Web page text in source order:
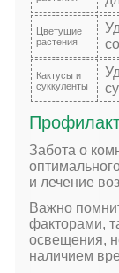
Цветущие
растения
Кактусы и
суккуленты
Забота о
и лечение
Важно
факторами,
освещения,
наличием